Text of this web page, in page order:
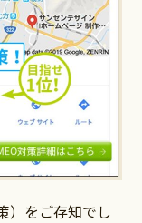
）をご存知でし